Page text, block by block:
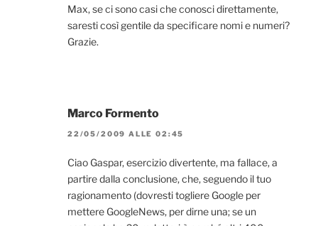
Max, se ci sono casi che conosci direttamente,
saresti così gentile da specificare nomi e numeri?
Grazie.
Marco Formento
22/05/2009 ALLE 02:45
Ciao Gaspar, esercizio divertente, ma fallace, a
partire dalla conclusione, che, seguendo il tuo
ragionamento (dovresti togliere Google per
mettere GoogleNews, per dirne una; se un